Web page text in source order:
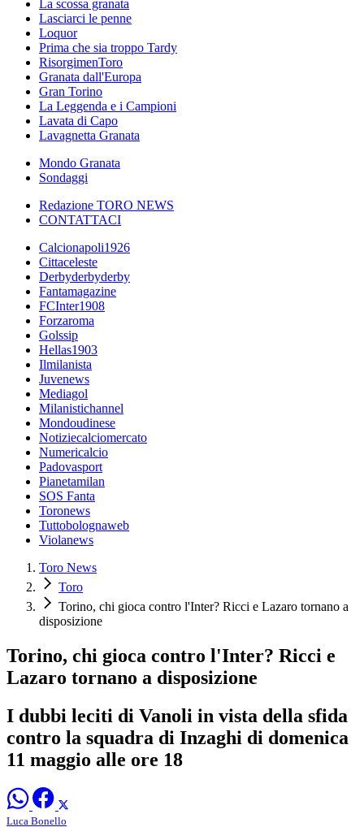
La scossa granata
Lasciarci le penne
Loquor
Prima che sia troppo Tardy
RisorgimenToro
Granata dall'Europa
Gran Torino
La Leggenda e i Campioni
Lavata di Capo
Lavagnetta Granata
Mondo Granata
Sondaggi
Redazione TORO NEWS
CONTATTACI
Calcionapoli1926
Cittaceleste
Derbyderbyderby
Fantamagazine
FCInter1908
Forzaroma
Golssip
Hellas1903
Ilmilanista
Juvenews
Mediagol
Milanistichannel
Mondoudinese
Notiziecalciomercato
Numericalcio
Padovasport
Pianetamilan
SOS Fanta
Toronews
Tuttobolognaweb
Violanews
Toro News
Toro
Torino, chi gioca contro l'Inter? Ricci e Lazaro tornano a
disposizione
Torino, chi gioca contro l'Inter? Ricci e
Lazaro tornano a disposizione
I dubbi leciti di Vanoli in vista della sfida
contro la squadra di Inzaghi di domenica
11 maggio alle ore 18
Luca Bonello